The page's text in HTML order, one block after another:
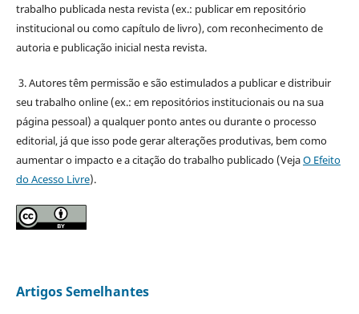
trabalho publicada nesta revista (ex.: publicar em repositório
institucional ou como capítulo de livro), com reconhecimento de
autoria e publicação inicial nesta revista.
3. Autores têm permissão e são estimulados a publicar e distribuir
seu trabalho online (ex.: em repositórios institucionais ou na sua
página pessoal) a qualquer ponto antes ou durante o processo
editorial, já que isso pode gerar alterações produtivas, bem como
aumentar o impacto e a citação do trabalho publicado (VejaO Efeito
do Acesso Livre).
Artigos Semelhantes